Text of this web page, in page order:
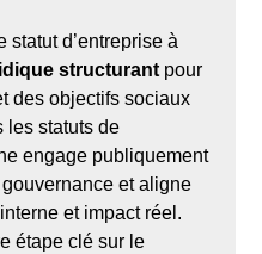
statut d’entreprise à
structurant pour
des objectifs sociaux
les statuts de
engage publiquement
gouvernance et aligne
et impact réel.
étape clé sur le